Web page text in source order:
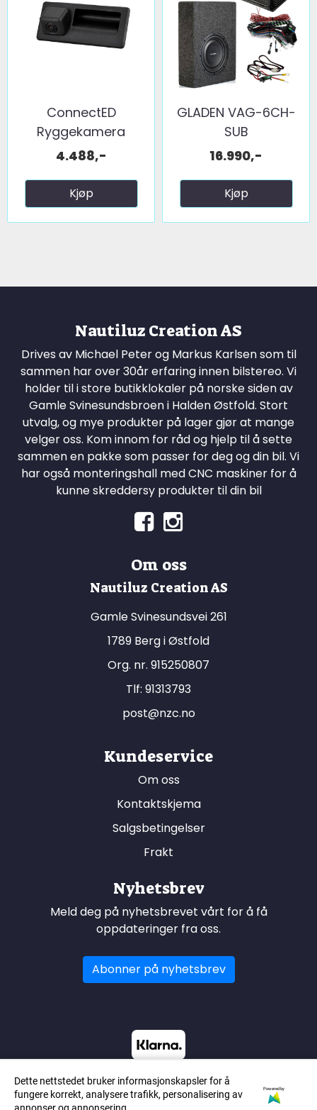
ConnectED
Ryggekamera
(håndtak) (CVBS) ...
4.488,-
Kjøp
GLADEN VAG-6CH-
SUB
16.990,-
Kjøp
Nautiluz Creation AS
Drives av Michael Peter og Markus Karlsen som til
sammen har over 30år erfaring innen bilstereo. Vi
holder til i store butikklokaler på norske siden av
Gamle Svinesundsbroen i Halden Østfold. Stort
utvalg, og mye produkter på lager gjør at mange
velger oss. Kom innom for råd og hjelp til å sette
sammen en pakke som passer for deg og din bil. Vi
har også monteringshall med CNC maskiner for å
kunne skreddersy produkter til din bil
Om oss
Nautiluz Creation AS
Gamle Svinesundsvei 261
1789 Berg i Østfold
Org. nr. 915250807
Tlf: 91313793
post@nzc.no
Kundeservice
Om oss
Kontaktskjema
Salgsbetingelser
Frakt
Nyhetsbrev
Meld deg på nyhetsbrevet vårt for å få
oppdateringer fra oss.
Abonner på nyhetsbrev
Dette nettstedet bruker informasjonskapsler for å
fungere korrekt, analysere trafikk, personalisering av
Powered by